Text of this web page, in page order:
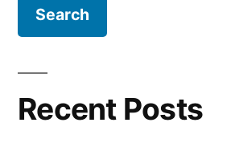
Recent Posts